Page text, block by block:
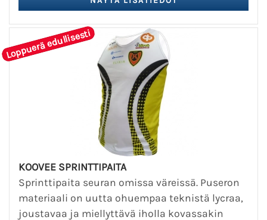
Loppuerä edullisesti
KOOVEE SPRINTTIPAITA
Sprinttipaita seuran omissa väreissä. Puseron
materiaali on uutta ohuempaa teknistä lycraa,
joustavaa ja miellyttävä iholla kovassakin